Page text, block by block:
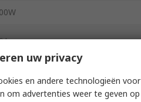
uw privacy
en andere technologieën
om advertenties weer te geven